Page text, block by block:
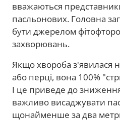
вважаються
пасльонових. Головна
бути джерелом
захворювань.
Якщо хвороба з'явилася
або перці, вона 100%
І це приведе до
важливо висаджувати
щонайменше за два